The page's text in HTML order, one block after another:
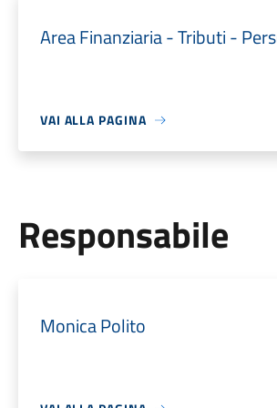
Area Finanziaria - Tributi -
VAI ALLA PAGINA
Responsabile
Monica Polito